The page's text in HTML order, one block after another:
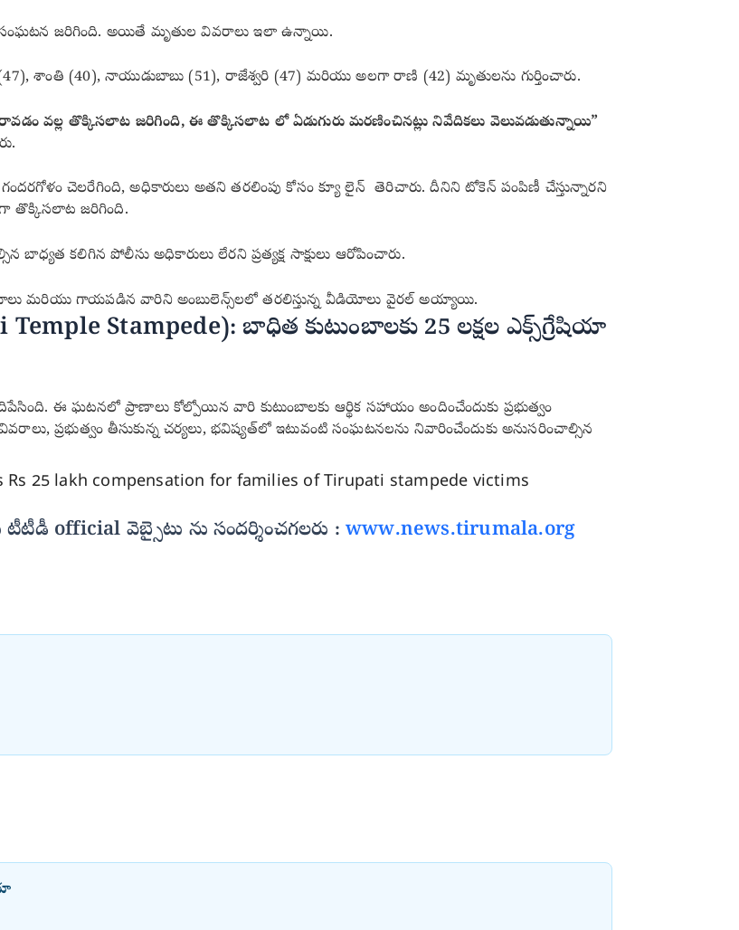
సంఘటన జరిగింది. అయితే మృతుల వివరాలు ఇలా ఉన్నాయి.
శాంతి (40), నాయుడుబాబు (51), రాజేశ్వరి (47) మరియు అలగా రాణి (42) మృతులను గుర్తించారు.
రావడం వల్ల తొక్కిసలాట జరిగింది, ఈ తొక్కిసలాట లో ఏడుగురు మరణించినట్లు నివేదికలు వెలువడుతున్నాయి”
చెలరేగింది, అధికారులు అతని తరలింపు కోసం క్యూ లైన్ తెరిచారు. దీనిని టోకెన్ పంపిణీ చేస్తున్నారని
తొక్కిసలాట జరిగింది.
బాధ్యత కలిగిన పోలీసు అధికారులు లేరని ప్రత్యక్ష సాక్షులు ఆరోపించారు.
మరియు గాయపడిన వారిని అంబులెన్స్‌లలో తరలిస్తున్న వీడియోలు వైరల్ అయ్యాయి.
Stampede): బాధిత కుటుంబాలకు 25 లక్షల ఎక్స్‌గ్రేషియా
ఈ ఘటనలో ప్రాణాలు కోల్పోయిన వారి కుటుంబాలకు ఆర్థిక సహాయం అందించేందుకు ప్రభుత్వం
ప్రభుత్వం తీసుకున్న చర్యలు, భవిష్యత్‌లో ఇటువంటి సంఘటనలను నివారించేందుకు అనుసరించాల్సిన
official వెబ్సైటు ను సందర్శించగలరు : www.news.tirumala.org